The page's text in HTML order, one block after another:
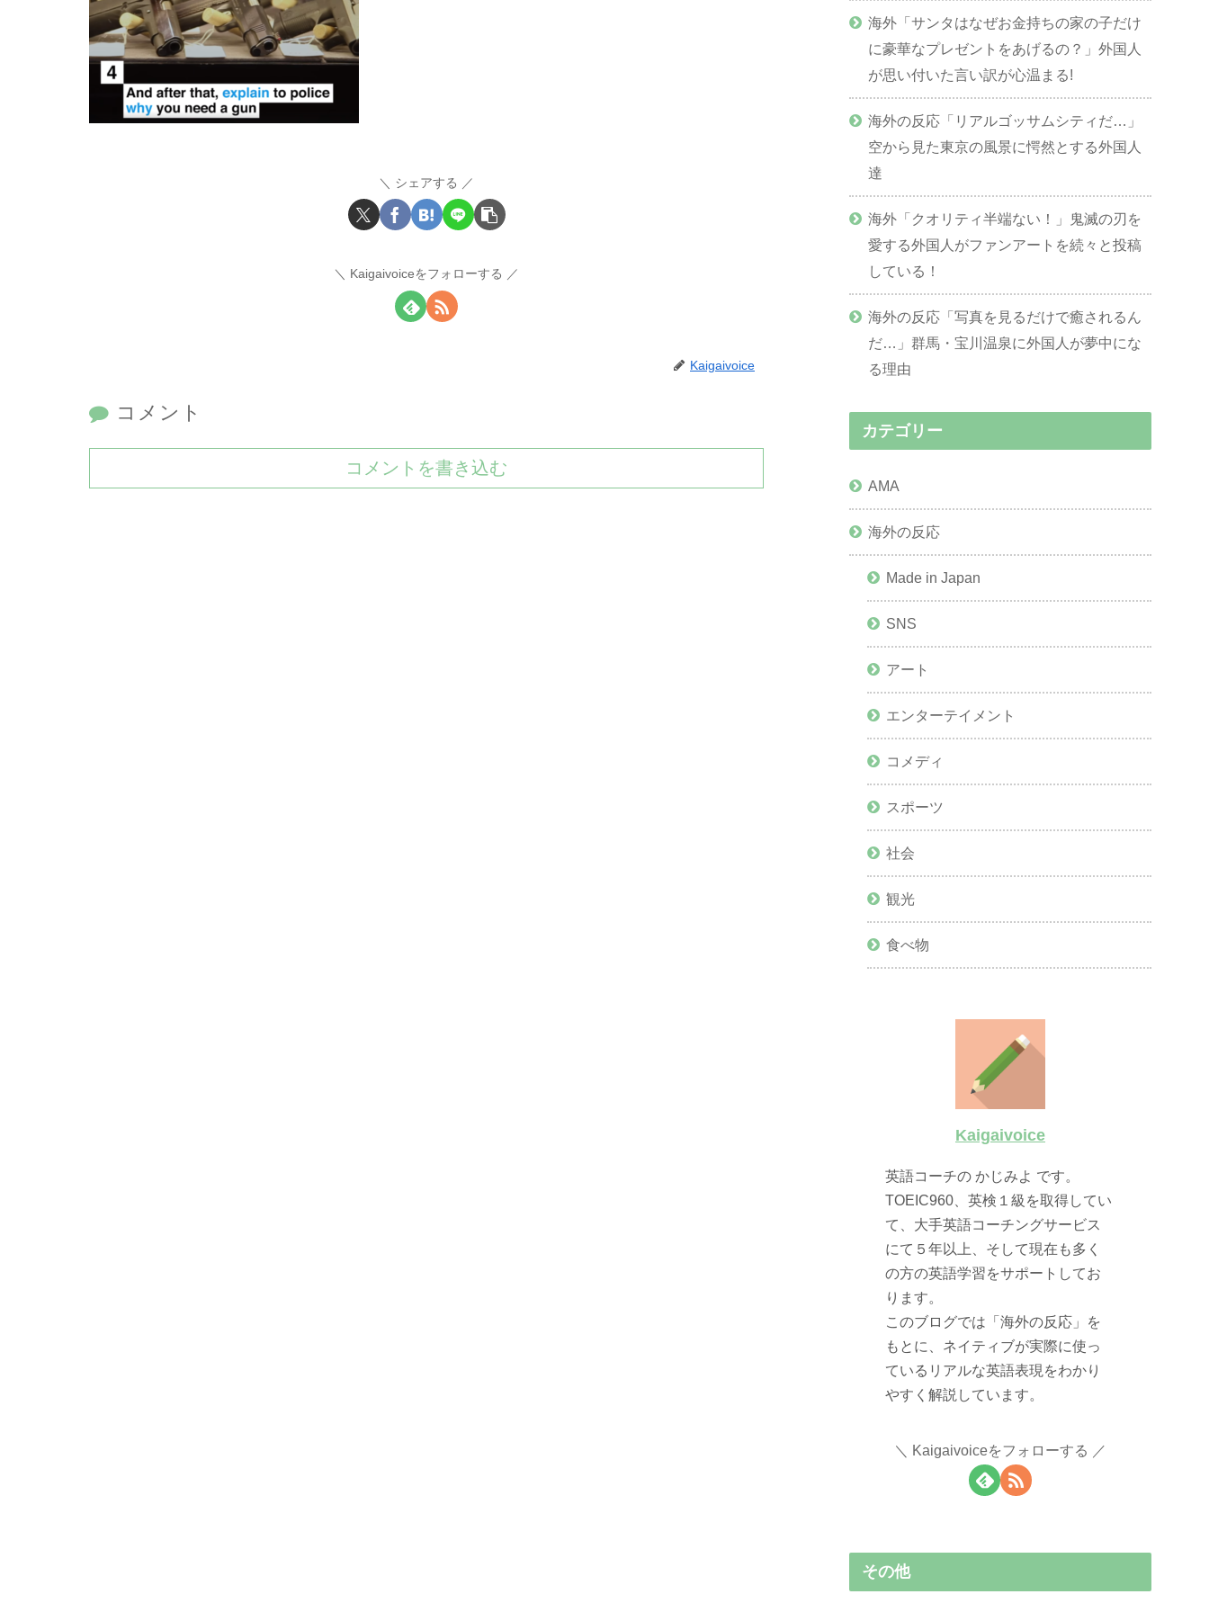
シェアする
Kaigaivoiceをフォローする
Kaigaivoice
コメント
コメントを書き込む
海外「サンタはなぜお金持ちの家の子だけ
に豪華なプレゼントをあげるの？」外国人
が思い付いた言い訳が心温まる!
海外の反応「リアルゴッサムシティだ…」
空から見た東京の風景に愕然とする外国人
達
海外「クオリティ半端ない！」鬼滅の刃を
愛する外国人がファンアートを続々と投稿
している！
海外の反応「写真を見るだけで癒されるん
だ…」群馬・宝川温泉に外国人が夢中にな
る理由
カテゴリー
AMA
海外の反応
Made in Japan
SNS
アート
エンターテイメント
コメディ
スポーツ
社会
観光
食べ物
Kaigaivoice
英語コーチの かじみよ です。
TOEIC960、英検１級を取得してい
て、大手英語コーチングサービス
にて５年以上、そして現在も多く
の方の英語学習をサポートしてお
ります。
このブログでは「海外の反応」を
もとに、ネイティブが実際に使っ
ているリアルな英語表現をわかり
やすく解説しています。
Kaigaivoiceをフォローする
その他